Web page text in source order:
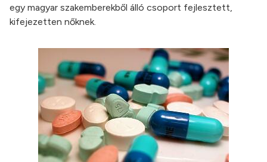
egy magyar szakemberekből álló csoport fejlesztett,
kifejezetten nőknek.